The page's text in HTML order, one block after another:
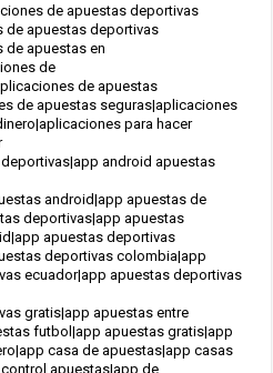
de apuestas deportivas
de apuestas deportivas
de apuestas en
de
de apuestas
de apuestas seguras|aplicaciones
para hacer
android apuestas
android|app apuestas de
deportivas|app apuestas
apuestas deportivas
deportivas colombia|app
ecuador|app apuestas deportivas
gratis|app apuestas entre
futbol|app apuestas gratis|app
casa de apuestas|app casas
apuestas|app de